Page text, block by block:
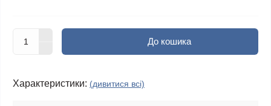
До кошика
Характеристики: (дивитися всі)